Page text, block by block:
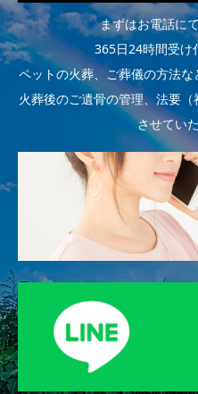
まずはお電話に
365日24時間受け
ペットの火葬、ご葬儀の方法な
火葬後のご遺骨の管理、法要
させてい